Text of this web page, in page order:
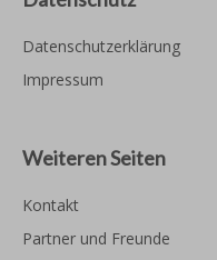
Datenschutzerklärung
Impressum
Weiteren Seiten
Kontakt
Partner und Freunde